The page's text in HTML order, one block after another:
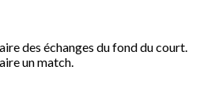
des échanges du fond du court.
un match.